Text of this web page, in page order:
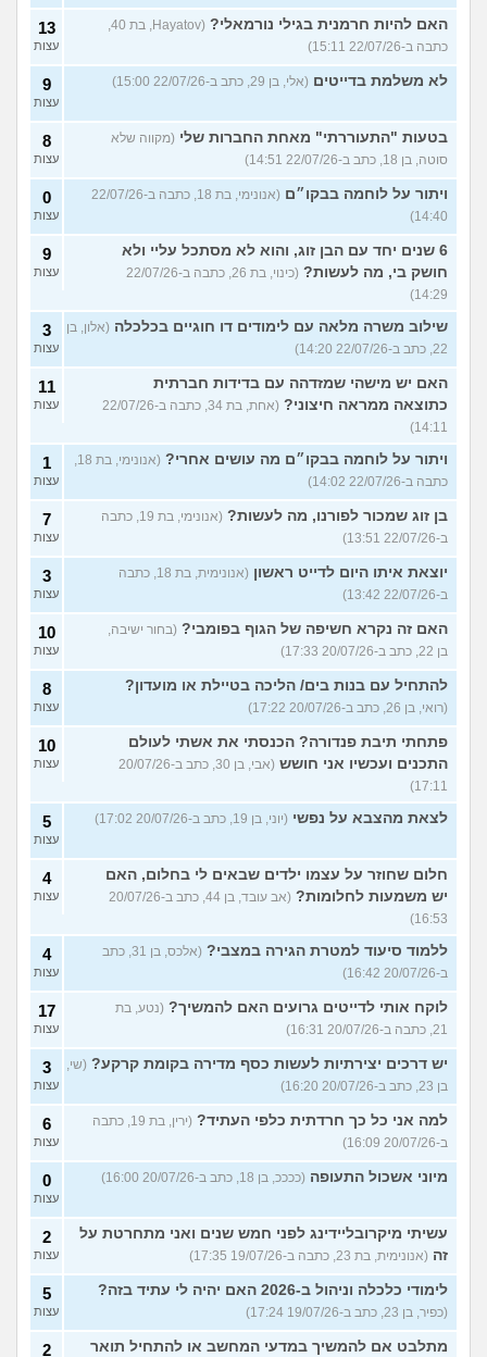
האם להיות חרמנית בגילי נורמאלי?
(Hayatov, בת 40,
כתבה ב-22/07/26 15:11)
13
עצות
לא משלמת בדייטים (אלי, בן 29, כתב ב-22/07/26 15:00) 9
עצות
בטעות "התעוררתי" מאחת החברות שלי (מקווה שלא
סוטה, בן 18, כתב ב-22/07/26 14:51)
8
עצות
ויתור על לוחמה בבקו״ם
(אנונימי, בת 18, כתבה ב-22/07/26
14:40)
0
עצות
6 שנים יחד עם הבן זוג, והוא לא מסתכל עליי ולא
חושק בי, מה לעשות?
(כינוי, בת 26, כתבה ב-22/07/26
14:29)
9
עצות
שילוב משרה מלאה עם לימודים דו חוגיים בכלכלה (אלון, בן
22, כתב ב-22/07/26 14:20)
3
עצות
האם יש מישהי שמזדהה עם בדידות חברתית
כתוצאה ממראה חיצוני?
(אחת, בת 34, כתבה ב-22/07/26
14:11)
11
עצות
ויתור על לוחמה בבקו״ם מה עושים אחרי?
(אנונימי, בת 18,
כתבה ב-22/07/26 14:02)
1
עצות
בן זוג שמכור לפורנו, מה לעשות?
(אנונימי, בת 19, כתבה
ב-22/07/26 13:51)
7
עצות
יוצאת איתו היום לדייט ראשון
(אנונימית, בת 18, כתבה
ב-22/07/26 13:42)
3
עצות
האם זה נקרא חשיפה של הגוף בפומבי? (בחור ישיבה,
בן 22, כתב ב-20/07/26 17:33)
10
עצות
להתחיל עם בנות בים/ הליכה בטיילת או מועדון?
(רואי, בן 26, כתב ב-20/07/26 17:22)
8
עצות
פתחתי תיבת פנדורה? הכנסתי את אשתי לעולם
התכנים ועכשיו אני חושש
(אבי, בן 30, כתב ב-20/07/26
17:11)
10
עצות
לצאת מהצבא על נפשי (יוני, בן 19, כתב ב-20/07/26 17:02) 5
עצות
חלום שחוזר על עצמו ילדים שבאים לי בחלום, האם
יש משמעות לחלומות?
(אב עובד, בן 44, כתב ב-20/07/26
16:53)
4
עצות
ללמוד סיעוד למטרת הגירה במצבי?
(אלכס, בן 31, כתב
ב-20/07/26 16:42)
4
עצות
לוקח אותי לדייטים גרועים האם להמשיך? (נטע, בת
21, כתבה ב-20/07/26 16:31)
17
עצות
יש דרכים יצירתיות לעשות כסף מדירה בקומת קרקע? (שי,
בן 23, כתב ב-20/07/26 16:20)
3
עצות
למה אני כל כך חרדתית כלפי העתיד?
(ירין, בת 19, כתבה
ב-20/07/26 16:09)
6
עצות
מיוני אשכול התעופה (ככככ, בן 18, כתב ב-20/07/26 16:00) 0
עצות
עשיתי מיקרובליידינג לפני חמש שנים ואני מתחרטת על
זה (אנונימית, בת 23, כתבה ב-19/07/26 17:35)
2
עצות
לימודי כלכלה וניהול ב-2026 האם יהיה לי עתיד בזה?
(כפיר, בן 23, כתב ב-19/07/26 17:24)
5
עצות
מתלבט אם להמשיך במדעי המחשב או להתחיל תואר
2